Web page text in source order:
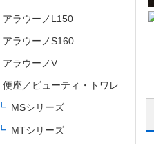
アラウーノL150
アラウーノS160
アラウーノV
便座／ビューティ・トワレ
MSシリーズ
MTシリーズ